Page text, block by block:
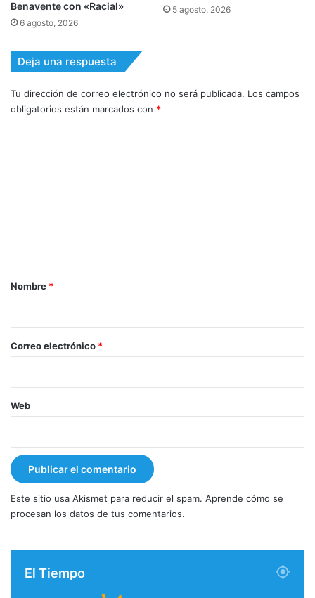
Benavente con «Racial»
6 agosto, 2026
5 agosto, 2026
Deja una respuesta
Tu dirección de correo electrónico no será publicada. Los campos
obligatorios están marcados con *
r
*
Nombre *
Correo electrónico *
Web
Este sitio usa Akismet para reducir el spam. Aprende cómo se
procesan los datos de tus comentarios.
El Tiempo